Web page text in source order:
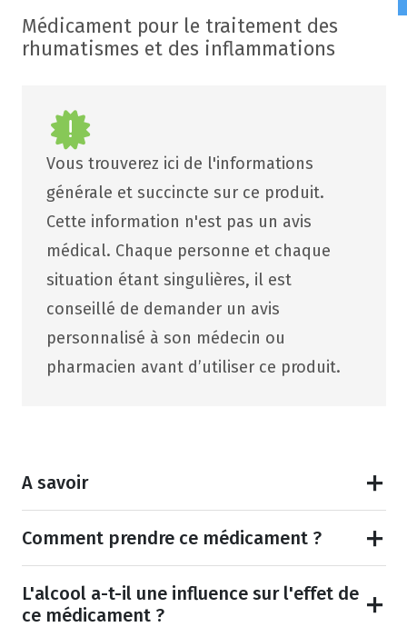
Médicament pour le traitement des
rhumatismes et des inflammations
Vous trouverez ici de l'informations
générale et succincte sur ce produit.
Cette information n'est pas un avis
médical. Chaque personne et chaque
situation étant singulières, il est
conseillé de demander un avis
personnalisé à son médecin ou
pharmacien avant d’utiliser ce produit.
A savoir
Comment prendre ce médicament ?
L'alcool a-t-il une influence sur l'effet de
ce médicament ?